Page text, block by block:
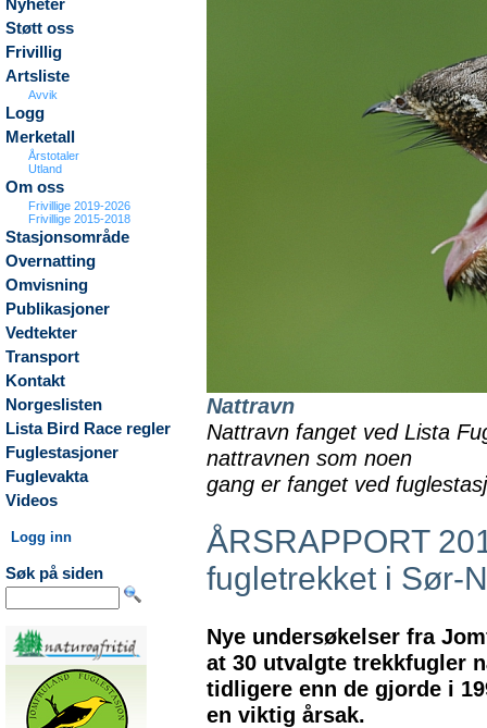
Nyheter
Støtt oss
Frivillig
Artsliste
Avvik
Logg
Merketall
Årstotaler
Utland
Om oss
Frivillige 2019-2026
Frivillige 2015-2018
Stasjonsområde
Overnatting
Omvisning
Publikasjoner
Vedtekter
Transport
Kontakt
Norgeslisten
Lista Bird Race regler
Fuglestasjoner
Fuglevakta
Videos
Logg inn
Søk på siden
Nattravn
Nattravn fanget ved Lista
nattravnen som noen
gang er fanget ved
ÅRSRAPPORT
fugletrekket i Sør-
Nye undersøkelser fra
at 30 utvalgte trekkfugler
tidligere enn de gjorde i
en viktig årsak.